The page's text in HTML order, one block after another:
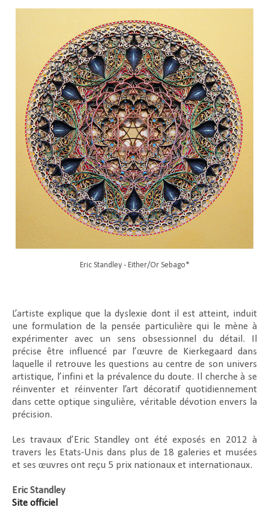
Eric Standley - Either/Or Sebago*
L’artiste explique que la dyslexie dont il est atteint, induit
une formulation de la pensée particulière qui le mène à
expérimenter avec un sens obsessionnel du détail. Il
précise être influencé par l’œuvre de Kierkegaard dans
laquelle il retrouve les questions au centre de son univers
artistique, l’infini et la prévalence du doute. Il cherche à se
réinventer et réinventer l’art décoratif quotidiennement
dans cette optique singulière, véritable dévotion envers la
précision.
Les travaux d’Eric Standley ont été exposés en 2012 à
travers les Etats-Unis dans plus de 18 galeries et musées
et ses œuvres ont reçu 5 prix nationaux et internationaux.
Eric Standley
Site officiel